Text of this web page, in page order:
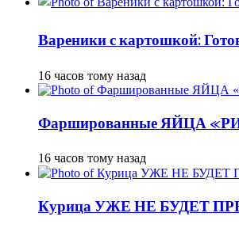
Вареники с картошкой:
16 часов тому назад
Фаршированные ЯЙЦА
16 часов тому назад
Курица УЖЕ НЕ БУДЕТ